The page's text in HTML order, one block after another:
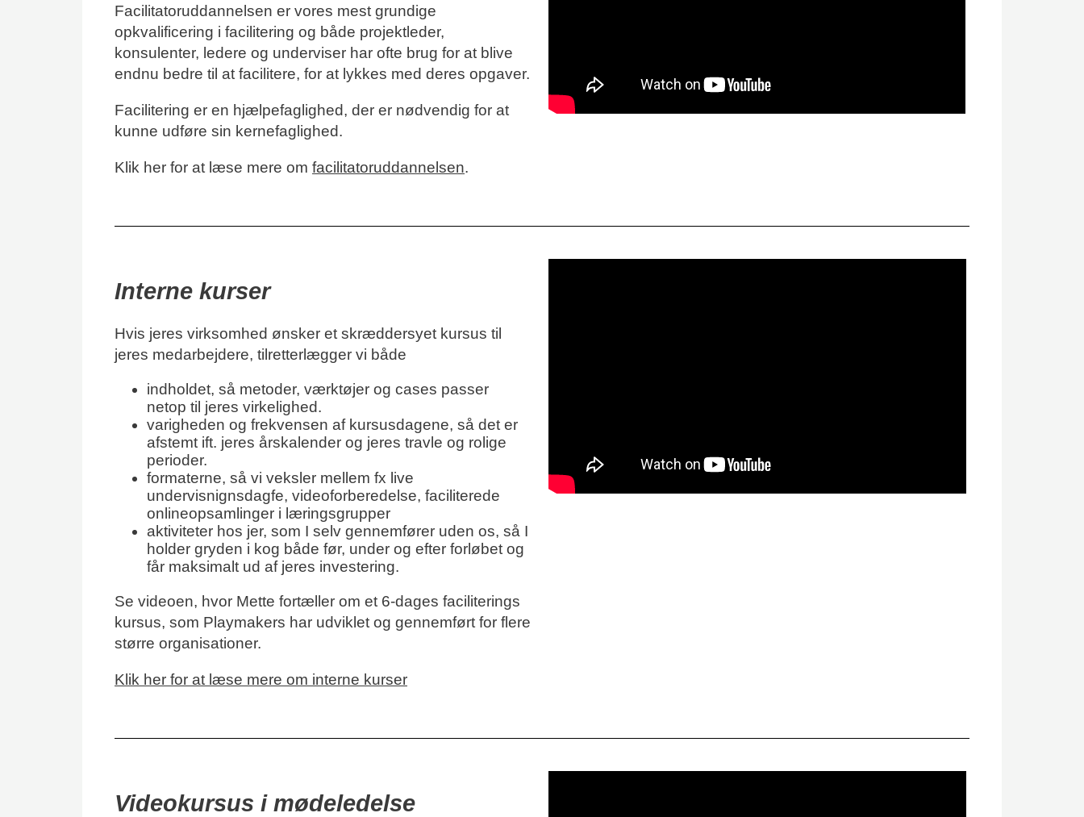
Facilitatoruddannelsen er vores mest grundige
opkvalificering i facilitering og både projektleder,
konsulenter, ledere og underviser har ofte brug for at blive
endnu bedre til at facilitere, for at lykkes med deres opgaver.
Facilitering er en hjælpefaglighed, der er nødvendig for at
kunne udføre sin kernefaglighed.
Klik her for at læse mere om facilitatoruddannelsen.
Interne kurser
Hvis jeres virksomhed ønsker et skræddersyet kursus til
jeres medarbejdere, tilretterlægger vi både
indholdet, så metoder, værktøjer og cases passer
netop til jeres virkelighed.
varigheden og frekvensen af kursusdagene, så det er
afstemt ift. jeres årskalender og jeres travle og rolige
perioder.
formaterne, så vi veksler mellem fx live
undervisnignsdagfe, videoforberedelse, faciliterede
onlineopsamlinger i læringsgrupper
aktiviteter hos jer, som I selv gennemfører uden os, så I
holder gryden i kog både før, under og efter forløbet og
får maksimalt ud af jeres investering.
Se videoen, hvor Mette fortæller om et 6-dages faciliterings
kursus, som Playmakers har udviklet og gennemført for flere
større organisationer.
Klik her for at læse mere om interne kurser
Videokursus i mødeledelse